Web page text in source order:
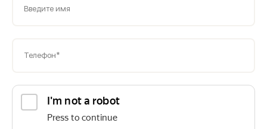
Введите имя
Телефон*